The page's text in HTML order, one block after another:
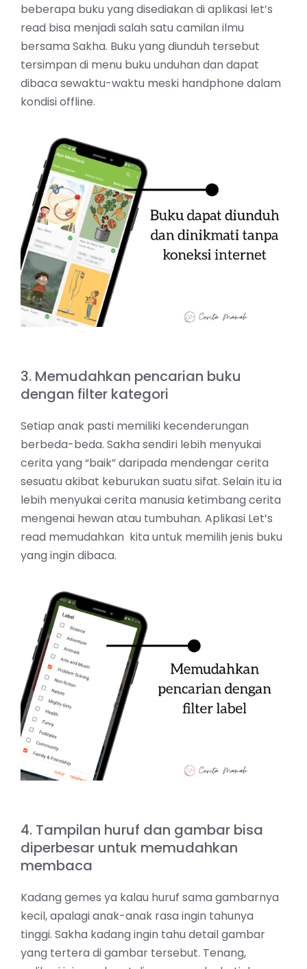
beberapa buku yang disediakan di aplikasi let’s
read bisa menjadi salah satu camilan ilmu
bersama Sakha. Buku yang diunduh tersebut
tersimpan di menu buku unduhan dan dapat
dibaca sewaktu-waktu meski handphone dalam
kondisi offline.
3. Memudahkan pencarian buku
dengan filter kategori
Setiap anak pasti memiliki kecenderungan
berbeda-beda. Sakha sendiri lebih menyukai
cerita yang “baik” daripada mendengar cerita
sesuatu akibat keburukan suatu sifat. Selain itu ia
lebih menyukai cerita manusia ketimbang cerita
mengenai hewan atau tumbuhan. Aplikasi Let’s
read memudahkan kita untuk memilih jenis buku
yang ingin dibaca.
4. Tampilan huruf dan gambar bisa
diperbesar untuk memudahkan
membaca
Kadang gemes ya kalau huruf sama gambarnya
kecil, apalagi anak-anak rasa ingin tahunya
tinggi. Sakha kadang ingin tahu detail gambar
yang tertera di gambar tersebut. Tenang,